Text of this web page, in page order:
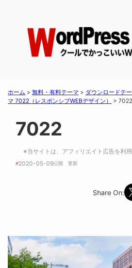
ホーム > 無料・有料テーマ > ダウンロードテ
マ 7022（レスポンシブWEBデザイン）
> 7022
7022
※当サイトは、アフィリエイト広告を利
#2020-05-09公開 更新
Share On: